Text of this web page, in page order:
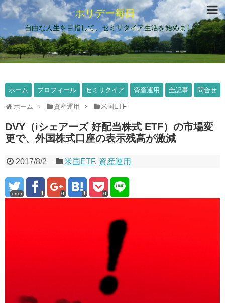
ホリデー毎日
自由な人生を目指して、セミリタイア生活を始めました
ホーム プロフィール セミリタイア 資産運用 全記事 問合せ
ホーム 資産運用 米国ETF
DVY（iシェアーズ 好配当株式 ETF）の市場変
更で、外国株式口座の表示残高が激減
2017/8/2 米国ETF, 資産運用
error 0 0